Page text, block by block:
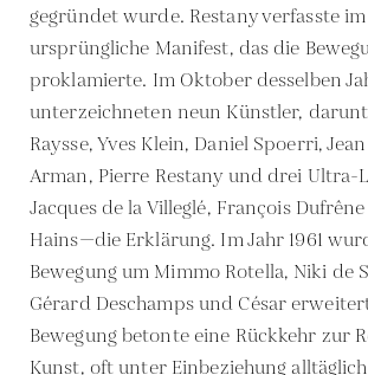
gegründet wurde. Restany verfasste
ursprüngliche Manifest, das die
proklamierte. Im Oktober desselben
unterzeichneten neun Künstler,
Raysse, Yves Klein, Daniel Spoerri,
Arman, Pierre Restany und drei
Jacques de la Villeglé, François
Hains—die Erklärung. Im Jahr 1961
Bewegung um Mimmo Rotella, Niki de
Gérard Deschamps und César
Bewegung betonte eine Rückkehr zur
Kunst, oft unter Einbeziehung